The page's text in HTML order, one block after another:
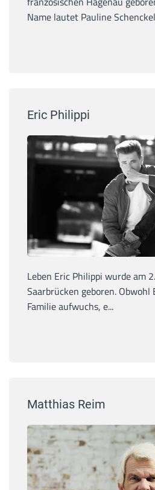
Name lautet Pauline
Eric Philippi
Leben Eric Philippi wurde am
Saarbrücken geboren.
Familie aufwuchs, e...
Matthias Reim